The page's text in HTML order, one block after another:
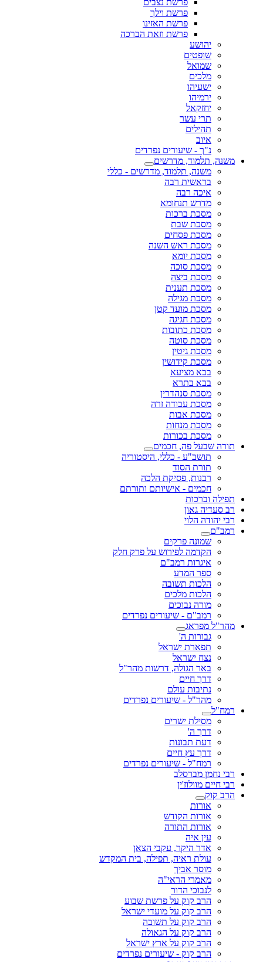
פרשת נצבים
פרשת וילך
פרשת האזינו
פרשת וזאת הברכה
יהושע
שופטים
שמואל
מלכים
ישעיהו
ירמיהו
יחזקאל
תרי עשר
תהילים
איוב
נ"ך - שיעורים נפרדים
משנה, תלמוד, מדרשים
משנה, תלמוד, מדרשים - כללי
בראשית רבה
איכה רבה
מדרש תנחומא
מסכת ברכות
מסכת שבת
מסכת פסחים
מסכת ראש השנה
מסכת יומא
מסכת סוכה
מסכת ביצה
מסכת תענית
מסכת מגילה
מסכת מועד קטן
מסכת חגיגה
מסכת כתובות
מסכת סוטה
מסכת גיטין
מסכת קידושין
בבא מציעא
בבא בתרא
מסכת סנהדרין
מסכת עבודה זרה
מסכת אבות
מסכת מנחות
מסכת בכורות
תורה שבעל פה, חכמים
תושב"ע - כללי, היסטוריה
תורת הסוד
רבנות, פסיקת הלכה
חכמים - אישיותם ותורתם
תפילה וברכות
רב סעדיה גאון
רבי יהודה הלוי
רמב"ם
שמונה פרקים
הקדמה לפירוש על פרק חלק
איגרות רמב"ם
ספר המדע
הלכות תשובה
הלכות מלכים
מורה נבוכים
רמב"ם - שיעורים נפרדים
מהר"ל מפראג
גבורות ה'
תפארת ישראל
נצח ישראל
באר הגולה, דרשות מהר"ל
דרך חיים
נתיבות עולם
מהר"ל - שיעורים נפרדים
רמח"ל
מסילת ישרים
דרך ה'
דעת תבונות
דרך עץ חיים
רמח"ל - שיעורים נפרדים
רבי נחמן מברסלב
רבי חיים מוולוז'ין
הרב קוק
אורות
אורות הקודש
אורות התורה
עין איה
אדר היקר, עקבי הצאן
עולת ראיה, תפילה, בית המקדש
מוסר אביך
מאמרי הראי"ה
לנבוכי הדור
הרב קוק על פרשת שבוע
הרב קוק על מועדי ישראל
הרב קוק על תשובה
הרב קוק על הגאולה
הרב קוק על ארץ ישראל
הרב קוק - שיעורים נפרדים